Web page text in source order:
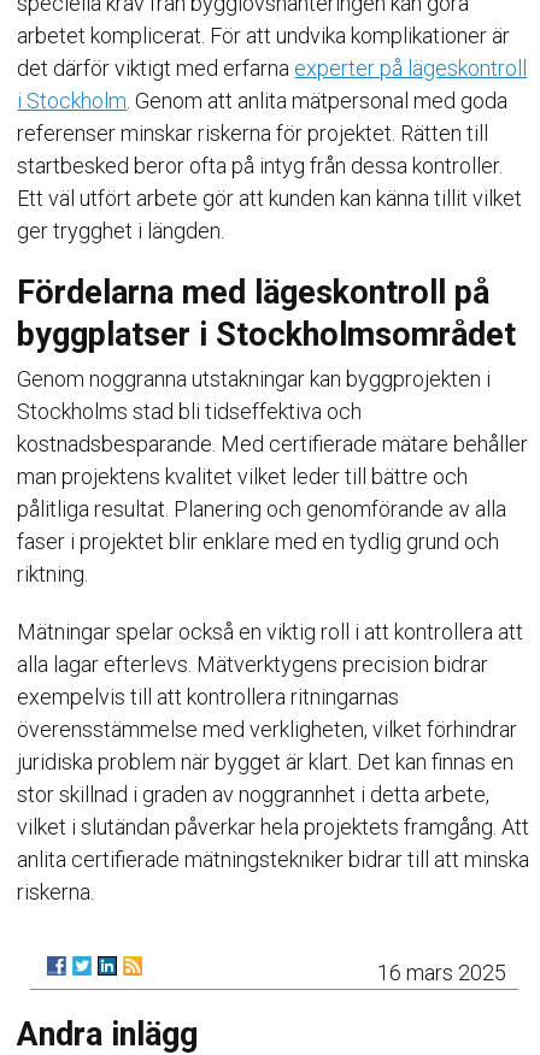
arbetet komplicerat. För att undvika komplikationer är
det därför viktigt med erfarna experter på lägeskontroll
i Stockholm . Genom att anlita mätpersonal med goda
referenser minskar riskerna för projektet. Rätten till
startbesked beror ofta på intyg från dessa kontroller.
Ett väl utfört arbete gör att kunden kan känna tillit vilket
ger trygghet i längden.
Fördelarna med lägeskontroll på
byggplatser i Stockholmsområdet
Genom noggranna utstakningar kan byggprojekten i
Stockholms stad bli tidseffektiva och
kostnadsbesparande. Med certifierade mätare behåller
man projektens kvalitet vilket leder till bättre och
pålitliga resultat. Planering och genomförande av alla
faser i projektet blir enklare med en tydlig grund och
riktning.
Mätningar spelar också en viktig roll i att kontrollera att
alla lagar efterlevs. Mätverktygens precision bidrar
exempelvis till att kontrollera ritningarnas
överensstämmelse med verkligheten, vilket förhindrar
juridiska problem när bygget är klart. Det kan finnas en
stor skillnad i graden av noggrannhet i detta arbete,
vilket i slutändan påverkar hela projektets framgång. Att
anlita certifierade mätningstekniker bidrar till att minska
riskerna.
16 mars 2025
Andra inlägg